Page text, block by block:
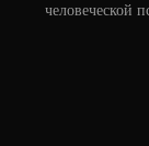
человеческой